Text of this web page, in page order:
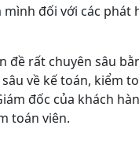
đối với các phát
đề rất chuyên sâu
về kế toán, kiểm
đốc của khách
toán viên.